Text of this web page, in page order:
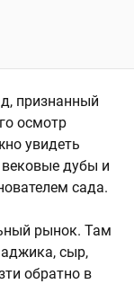
признанный
осмотр
увидеть
дубы и
сада.
рынок. Там
сыр,
обратно в